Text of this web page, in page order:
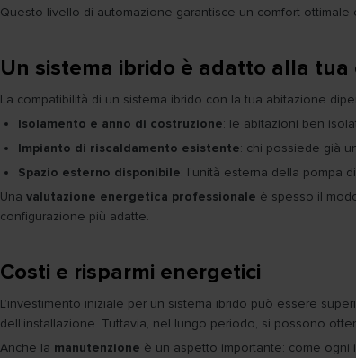
Questo livello di automazione garantisce un comfort
Un sistema ibrido è adatto alla tua
La compatibilità di un sistema ibrido con la tua abitazione
Isolamento e anno di costruzione: le abitazioni ben
Impianto di riscaldamento esistente: chi possiede già
Spazio esterno disponibile: l’unità esterna della pompa
Una valutazione energetica professionale è spesso il
configurazione più adatte.
Costi e risparmi energetici
L’investimento iniziale per un sistema ibrido può essere
dell’installazione. Tuttavia, nel lungo periodo, si possono
Anche la manutenzione è un aspetto importante: come ogni